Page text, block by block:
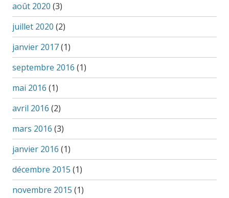
août 2020 (3)
juillet 2020 (2)
janvier 2017(1)
septembre 2016 (1)
mai 2016 (1)
avril 2016 (2)
mars 2016 (3)
janvier 2016 (1)
décembre 2015 (1)
novembre 2015 (1)